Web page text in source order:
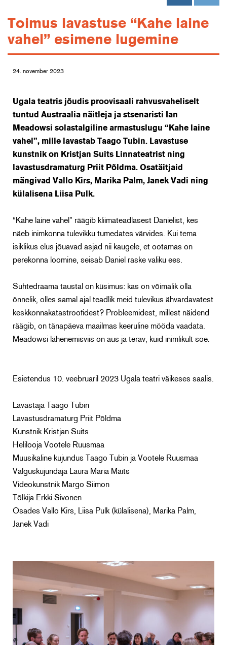
Toimus lavastuse “Kahe laine
vahel” esimene lugemine
24. november 2023
Ugala teatris jõudis proovisaali rahvusvaheliselt
tuntud Austraalia näitleja ja stsenaristi Ian
Meadowsi solastalgiline armastuslugu “Kahe laine
vahel”, mille lavastab Taago Tubin. Lavastuse
kunstnik on Kristjan Suits Linnateatrist ning
lavastusdramaturg Priit Põldma. Osatäitjaid
mängivad Vallo Kirs, Marika Palm, Janek Vadi ning
külalisena Liisa Pulk.
“Kahe laine vahel” räägib kliimateadlasest Danielist, kes
näeb inimkonna tulevikku tumedates värvides. Kui tema
isiklikus elus jõuavad asjad nii kaugele, et ootamas on
perekonna loomine, seisab Daniel raske valiku ees.
Suhtedraama taustal on küsimus: kas on võimalik olla
õnnelik, olles samal ajal teadlik meid tulevikus ähvardavatest
keskkonnakatastroofidest? Probleemidest, millest näidend
räägib, on tänapäeva maailmas keeruline mööda vaadata.
Meadowsi lähenemisviis on aus ja terav, kuid inimlikult soe.
Esietendus 10. veebruaril 2023 Ugala teatri väikeses saalis.
Lavastaja Taago Tubin
Lavastusdramaturg Priit Põldma
Kunstnik Kristjan Suits
Helilooja Vootele Ruusmaa
Muusikaline kujundus Taago Tubin ja Vootele Ruusmaa
Valguskujundaja Laura Maria Mäits
Videokunstnik Margo Siimon
Tõlkija Erkki Sivonen
Osades Vallo Kirs, Liisa Pulk (külalisena), Marika Palm,
Janek Vadi